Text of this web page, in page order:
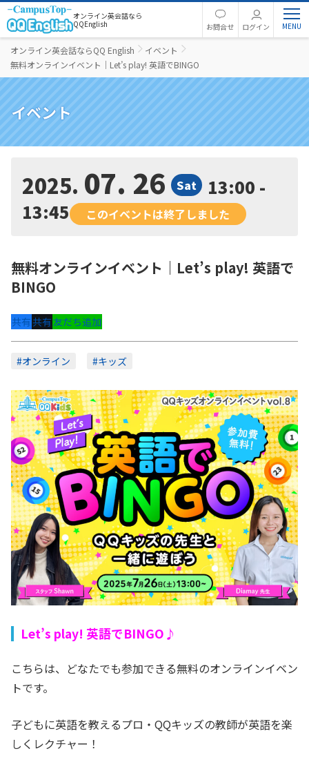
オンライン英会話なら
QQEnglish
お問合せ ログイン
オンライン英会話ならQQ English
イベント
無料オンラインイベント｜Let’s play! 英語でBINGO
イベント
2025 07. 26 Sat
13:00 -
13:45
このイベントは終了しました
無料オンラインイベント｜Let’s play! 英語で
BINGO
共有共有友だち追加
#オンライン #キッズ
Let’s play! 英語でBINGO♪
こちらは、どなたでも参加できる無料のオンラインイベン
トです。
子どもに英語を教えるプロ・QQキッズの教師が英語を楽
しくレクチャー！